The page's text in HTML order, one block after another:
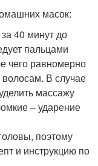
масок:
40 минут до
пальцами
чего равномерно
волосам. В случае
массажу
– ударение
поэтому
и инструкцию по